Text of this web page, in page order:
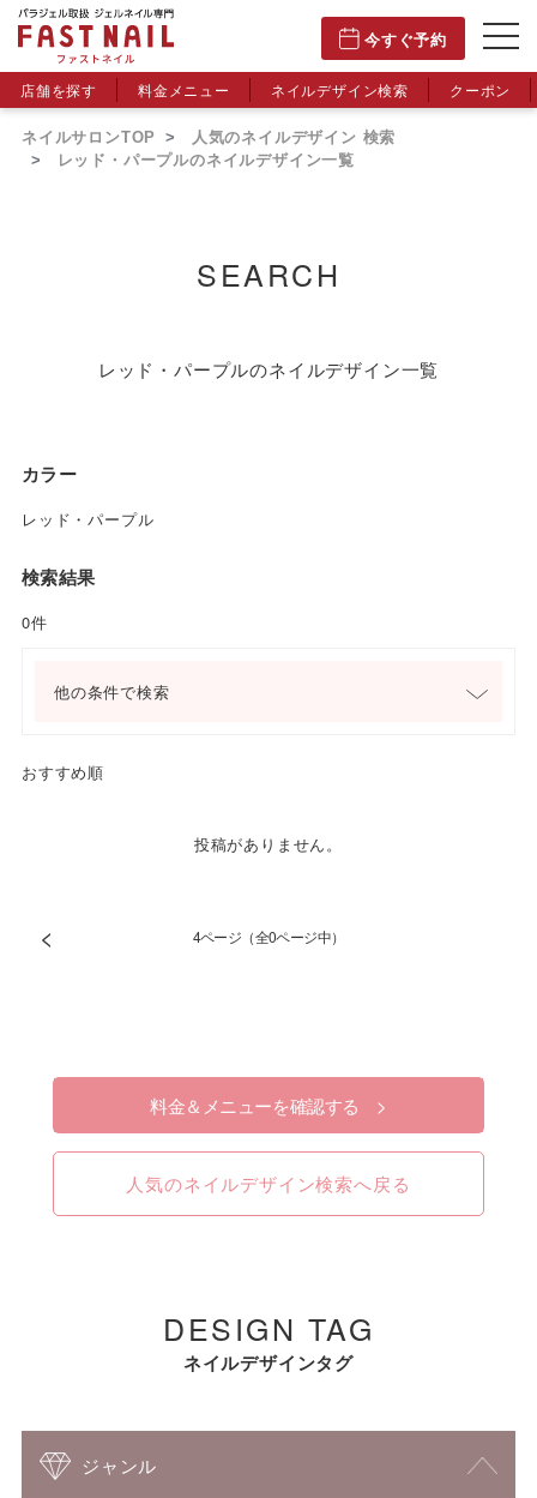
今すぐ予約
店舗を探す 料金メニュー ネイルデザイン検索 クーポン
ネイルサロンTOP
人気のネイルデザイン 検索
レッド・パープルのネイルデザイン一覧
SEARCH
レッド・パープルのネイルデザイン一覧
カラー
レッド・パープル
検索結果
0件
他の条件で検索
おすすめ順
投稿がありません。
< 4ページ（全0ページ中）
料金＆メニューを確認する >
人気のネイルデザイン検索へ戻る
DESIGN TAG
ネイルデザインタグ
ジャンル